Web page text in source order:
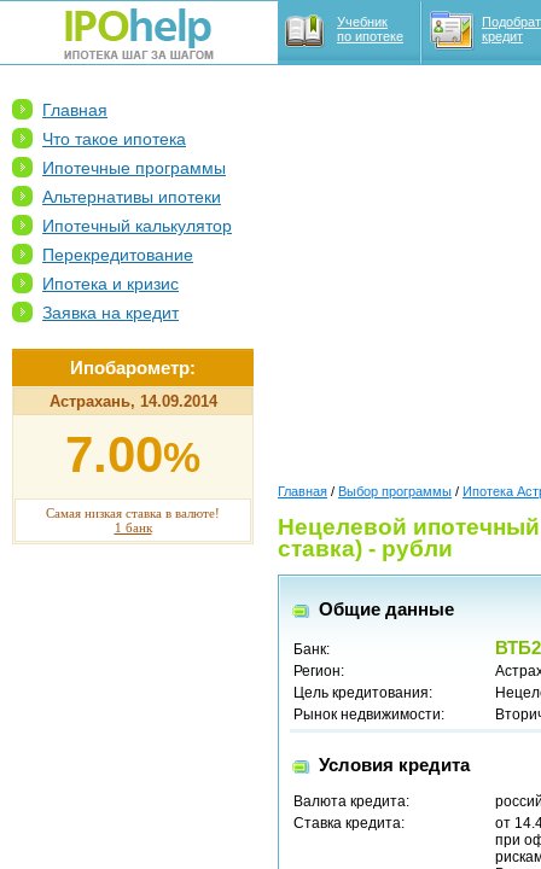
Учебник
по ипотеке
кредит
Главная
Что такое ипотека
Ипотечные программы
Альтернативы ипотеки
Ипотечный калькулятор
Перекредитование
Ипотека и кризис
Заявка на кредит
Ипобарометр:
Астрахань, 14.09.2014
7.00%
Самая низкая ставка в валюте!
1 банк
Главная / Выбор программы / Ипотека
Нецелевой
ставка) - рубли
Общие данные
Банк:
Регион:
Цель кредитования:
Рынок недвижимости:
Условия кредита
Валюта кредита:
Ставка кредита:
от
при